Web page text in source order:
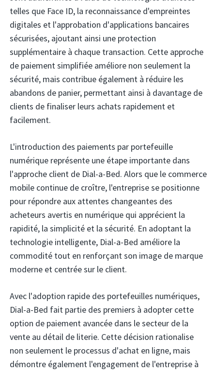
telles que Face ID, la reconnaissance d'empreintes
digitales et l'approbation d'applications bancaires
sécurisées, ajoutant ainsi une protection
supplémentaire à chaque transaction. Cette approche
de paiement simplifiée améliore non seulement la
sécurité, mais contribue également à réduire les
abandons de panier, permettant ainsi à davantage de
clients de finaliser leurs achats rapidement et
facilement.
L'introduction des paiements par portefeuille
numérique représente une étape importante dans
l'approche client de Dial-a-Bed. Alors que le commerce
mobile continue de croître, l'entreprise se positionne
pour répondre aux attentes changeantes des
acheteurs avertis en numérique qui apprécient la
rapidité, la simplicité et la sécurité. En adoptant la
technologie intelligente, Dial-a-Bed améliore la
commodité tout en renforçant son image de marque
moderne et centrée sur le client.
Avec l'adoption rapide des portefeuilles numériques,
Dial-a-Bed fait partie des premiers à adopter cette
option de paiement avancée dans le secteur de la
vente au détail de literie. Cette décision rationalise
non seulement le processus d'achat en ligne, mais
démontre également l'engagement de l'entreprise à